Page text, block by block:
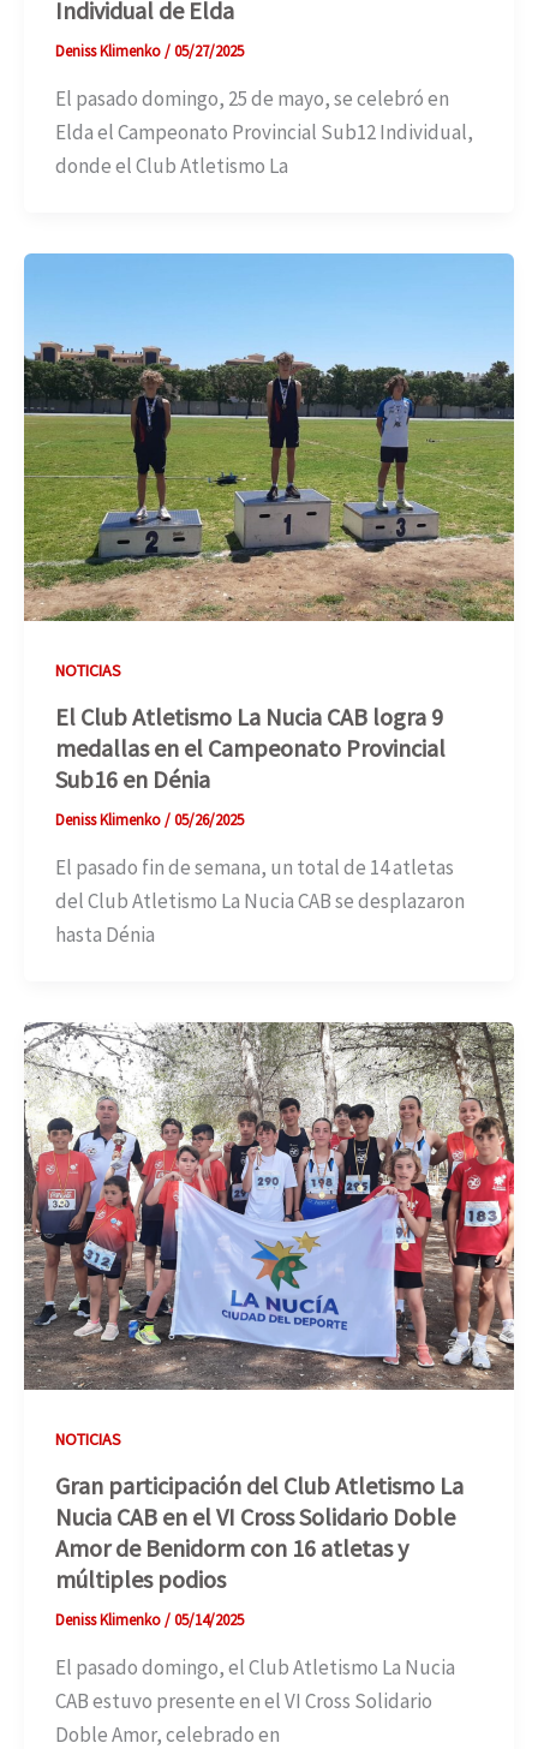
Individual de Elda
Deniss Klimenko/05/27/2025
El pasado domingo, 25 de mayo, se celebró en
Elda el Campeonato Provincial Sub12 Individual,
donde el Club Atletismo La
NOTICIAS
El Club Atletismo La Nucia CAB logra 9
medallas en el Campeonato Provincial
Sub16 en Dénia
Deniss Klimenko/05/26/2025
El pasado fin de semana, un total de 14 atletas
del Club Atletismo La Nucia CAB se desplazaron
hasta Dénia
NOTICIAS
Gran participación del Club Atletismo La
Nucia CAB en el VI Cross Solidario Doble
Amor de Benidorm con 16 atletas y
múltiples podios
Deniss Klimenko/05/14/2025
El pasado domingo, el Club Atletismo La Nucia
CAB estuvo presente en el VI Cross Solidario
Doble Amor, celebrado en